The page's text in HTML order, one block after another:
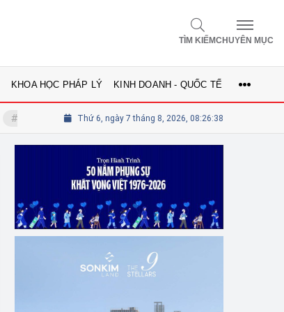
TÌM KIẾMCHUYÊN MỤC
KHOA HỌC PHÁP LÝ KINH DOANH - QUỐC TẾ
GS.TS Võ Khánh Vinh - Ủy viên Hội đồng Tổng biên tập Lê
Thứ 6, ngày 7 tháng 8, 2026, 08:26:38